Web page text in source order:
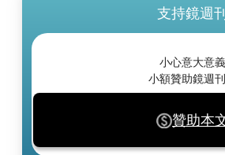
支持鏡週
小心意大意義
小額贊助鏡週刊
贊助本